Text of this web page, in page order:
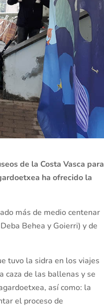
de la Costa Vasca para
ha ofrecido la
más de medio centenar
Behea y Goierri) y de
tuvo la sidra en los viajes
caza de las ballenas y se
así como: la
el proceso de